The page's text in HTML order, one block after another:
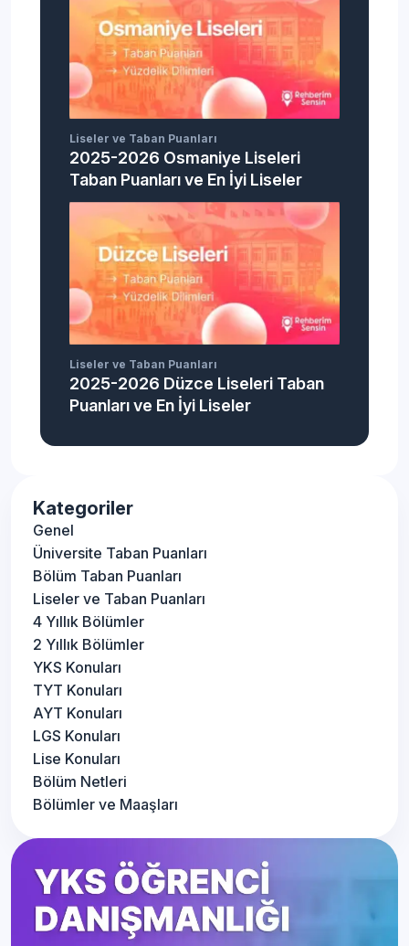
Liseler ve Taban Puanları
2025-2026 Osmaniye Liseleri
Taban Puanları ve En İyi Liseler
Liseler ve Taban Puanları
2025-2026 Düzce Liseleri Taban
Puanları ve En İyi Liseler
Kategoriler
Genel
Üniversite Taban Puanları
Bölüm Taban Puanları
Liseler ve Taban Puanları
4 Yıllık Bölümler
2 Yıllık Bölümler
YKS Konuları
TYT Konuları
AYT Konuları
LGS Konuları
Lise Konuları
Bölüm Netleri
Bölümler ve Maaşları